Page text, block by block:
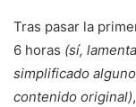
Tras pasar la
6 horas (sí,
simplificado
contenido original)